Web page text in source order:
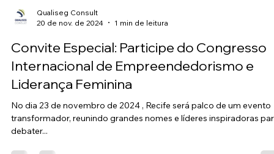
Qualiseg Consult
20 de nov. de 2024
1 min de leitura
Convite Especial: Participe do Congresso